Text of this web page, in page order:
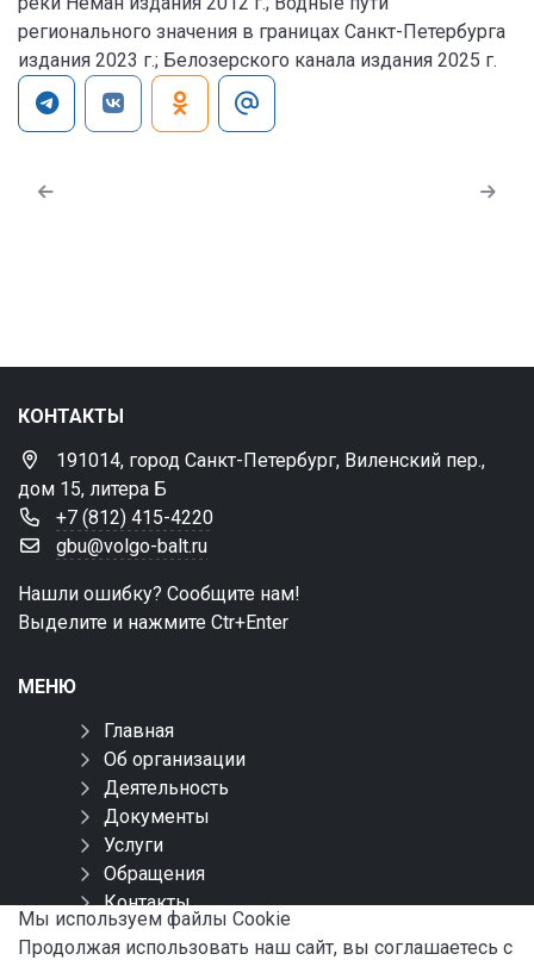
регионального значения в границах Санкт-Петербурга
издания 2023 г.; Белозерского канала издания 2025 г.
КОНТАКТЫ
191014, город Санкт-Петербург, Виленский пер.,
дом 15, литера Б
+7 (812) 415-4220
gbu@volgo-balt.ru
Нашли ошибку? Сообщите нам!
Выделите и нажмите Ctr+Enter
МЕНЮ
Главная
Об организации
Деятельность
Документы
Услуги
Обращения
Контакты
Карта сайта
Мы используем файлы Сookie
Продолжая использовать наш сайт, вы соглашаетесь с